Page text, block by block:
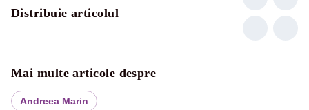
Distribuie articolul
Mai multe articole despre
Andreea Marin